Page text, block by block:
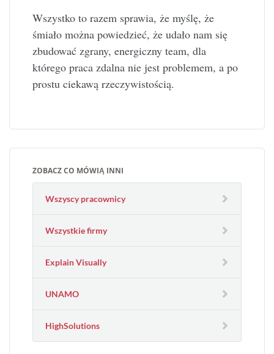
Wszystko to razem sprawia, że myślę, że
śmiało można powiedzieć, że udało nam się
zbudować zgrany, energiczny team, dla
którego praca zdalna nie jest problemem, a po
prostu ciekawą rzeczywistością.
ZOBACZ CO MÓWIĄ INNI
Wszyscy pracownicy
Wszystkie firmy
Explain Visually
UNAMO
HighSolutions